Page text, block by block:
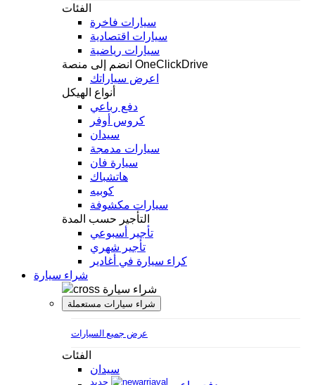
الفئات
سيارات فاخرة
سيارات اقتصادية
سيارات رياضية
انضم إلى منصة OneClickDrive
اعرض سياراتك
أنواع الهيكل
دفع رباعي
كروس أوفر
سيدان
سيارات مدمجة
سيارة فان
هاتشباك
كوبيه
سيارات مكشوفة
التأجير حسب المدة
تأجير أسبوعي
تأجير شهري
كراء سيارة في أغادير
شراء سيارة
شراء سيارة
شراء سيارات مستعملة
عرض جميع السيارات
الفئات
سيدان
جديد